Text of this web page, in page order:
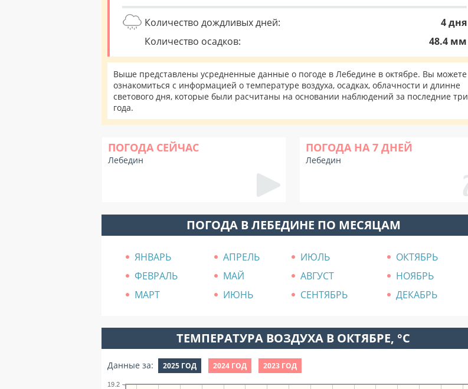
Количество дождливых дней:
4 дня
Количество осадков:
48.4 мм
Выше представлены усредненные данные о погоде в Лебедине в октябре. Вы можете
ознакомиться с информацией о температуре воздуха, осадках, облачности и длинне
светового дня, которые были расчитаны на основании наблюдений за последние три
года.
ПОГОДА СЕЙЧАС
Лебедин
ПОГОДА НА 7 ДНЕЙ
Лебедин
ПОГОДА В ЛЕБЕДИНЕ ПО МЕСЯЦАМ
ЯНВАРЬ АПРЕЛЬ ИЮЛЬ
ОКТЯБРЬ
ФЕВРАЛЬ
МАЙ АВГУСТ
НОЯБРЬ
МАРТ
ИЮНЬ СЕНТЯБРЬ ДЕКАБРЬ
ТЕМПЕРАТУРА ВОЗДУХА В ОКТЯБРЕ, °C
Данные за: 2025 ГОД 2024 ГОД 2023 ГОД
19.2